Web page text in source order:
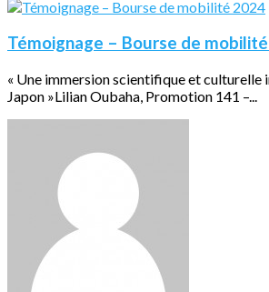
Témoignage – Bourse de
« Une immersion scientifique et culturelle
Japon »Lilian Oubaha, Promotion 141 –...